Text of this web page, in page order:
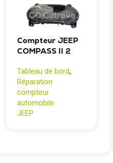
Compteur JEEP
COMPASS II 2
Tableau de bord,
Réparation
compteur
automobile
JEEP